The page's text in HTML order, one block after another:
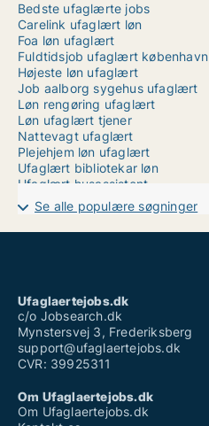
Bedste ufaglærte jobs
Carelink ufaglært løn
Foa løn ufaglært
Fuldtidsjob ufaglært københavn
Højeste løn ufaglært
Job aalborg sygehus ufaglært
Løn rengøring ufaglært
Løn ufaglært tjener
Nattevagt ufaglært
Plejehjem løn ufaglært
Ufaglært bibliotekar løn
Ufaglært husassistent
Ufaglært job i naturen
Ufaglært job kolding
Ufaglært job varde
Ufaglærte jobs århus
Vikar job ufaglært
Se alle populære søgninger
Ufaglaertejobs.dk
c/o Jobsearch.dk
Mynstersvej 3, Frederiksberg
support@ufaglaertejobs.dk
CVR: 39925311
Om Ufaglaertejobs.dk
Om Ufaglaertejobs.dk